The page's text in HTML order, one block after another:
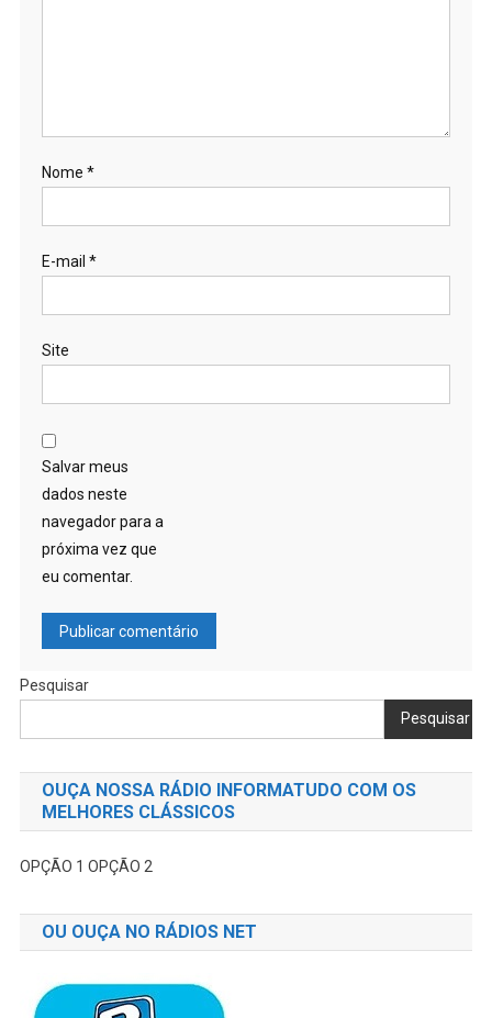
Nome *
E-mail *
Site
Salvar meus
dados neste
navegador para a
próxima vez que
eu comentar.
Pesquisar
Pesquisar
OUÇA NOSSA RÁDIO INFORMATUDO COM OS
MELHORES CLÁSSICOS
OPÇÃO 1 OPÇÃO 2
OU OUÇA NO RÁDIOS NET